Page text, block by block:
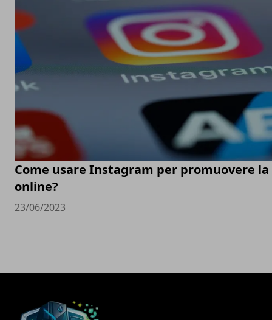
Come usare Instagram per promuovere
online?
23/06/2023